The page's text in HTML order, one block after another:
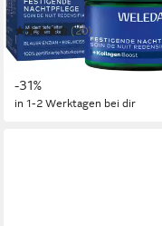
NACHTPFLEGE BLAUER
EINZIAN & EDELWEISS
(20)
ab 17,99 € UVP25,95 €
(449,75 €/ 1 l)
-31%
in 1-2 Werktagen bei dir